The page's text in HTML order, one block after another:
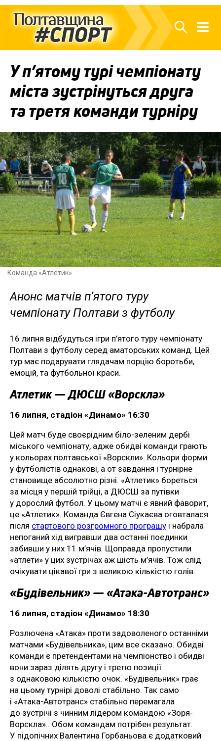
У п’ятому турі чемпіонату
міста зустрінуться друга
та третя команди турніру
Команда «Атлетик»
Анонс матчів п’ятого туру
чемпіонату Полтави з футболу
16 липня відбудуться ігри п’ятого туру чемпіонату
Полтави з футболу серед аматорських команд. Цей
тур має подарувати глядачам порцію боротьби,
емоцій, та футбольної краси.
Атлетик — ДЮСШ «Ворскла»
16 липня, стадіон «Динамо» 16:30
Цей матч буде своєрідним біло-зеленим дербі
міського чемпіонату, адже обидві команди грають
у кольорах полтавської «Ворскли». Кольори форми
у футболістів однакові, а от завдання і турнірне
становище абсолютно різні. «Атлетик» бореться
за місця у першій трійці, а ДЮСШ за путівки
у дорослий футбол. У цьому матчі є явний фаворит,
це «Атлетик». Команда Євгена Сіукаєва оговталася
після стартового розгромного програшу і набрала
непоганий хід вигравши два останні поєдинки
забивши у них 11 м’ячів. Щоправда пропустили
«атлети» у цих зустрічах аж шість м’ячів. Тож слід
очікувати цікавої гри з великою кількістю голів.
«Будівельник» — «Атака-Автотранс»
16 липня, стадіон «Динамо» 18:30
Розлючена «Атака» проти задоволеного останніми
матчами «Будівельника», цим все сказано. Обидві
команди є претендентами на чемпіонство і обидві
вони зараз ділять другу і третю позиції
з однаковою кількістю очок. «Будівельник» грає
на цьому турнірі доволі стабільно. Так само
і «Атака-Автотранс» стабільно перемагала
до зустрічі з чинним лідером командою «Зоря-
Ворскла».. Обом командам потрібен результат.
У підопічних Валентина Горбаньова є додатковий